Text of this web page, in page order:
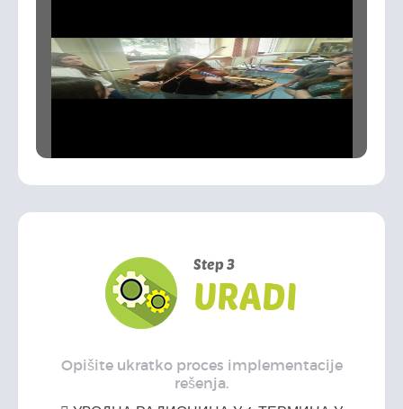
Step 3
URADI
Opišite ukratko proces implementacije
rešenja.